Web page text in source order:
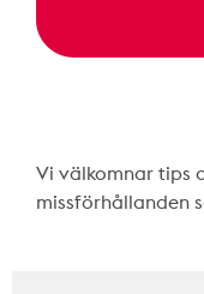
Vi välkomnar tips
missförhållanden